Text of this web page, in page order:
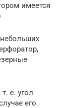
имеется
е. угол
его